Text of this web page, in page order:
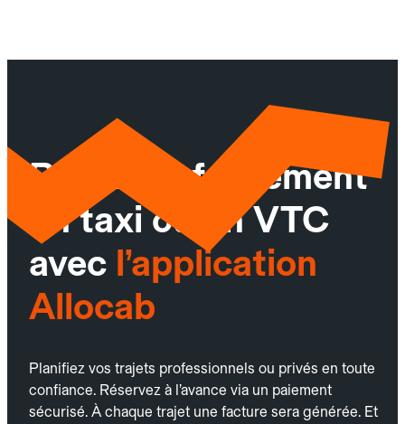
Réservez facilement
un taxi ou un VTC
avec l’application
Allocab
Planifiez vos trajets professionnels ou privés en toute
confiance. Réservez à l’avance via un paiement
sécurisé. À chaque trajet une facture sera générée. Et